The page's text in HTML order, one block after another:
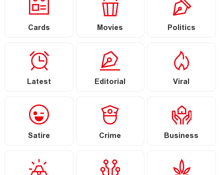
Cards Movies Politics
Latest Editorial Viral
Satire Crime Business